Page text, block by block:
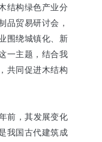
结构绿色产业分
品贸易研讨会，
围绕城镇化、新
一主题，结合我
共同促进木结构
前，其发展变化
我国古代建筑成